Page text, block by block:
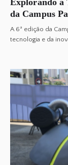
Explorando a
da Campus
A 6ª edição da
tecnologia e da